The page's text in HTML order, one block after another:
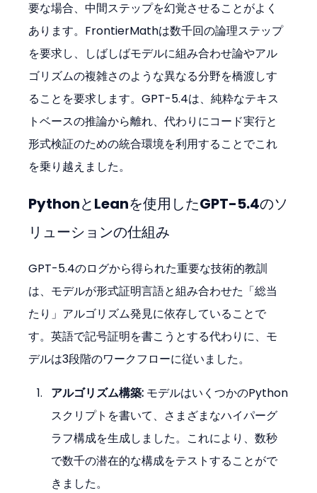
要な場合、中間ステップを幻覚させることがよく
あります。FrontierMathは数千回の論理ステップ
を要求し、しばしばモデルに組み合わせ論やアル
ゴリズムの複雑さのような異なる分野を橋渡しす
ることを要求します。GPT-5.4は、純粋なテキス
トベースの推論から離れ、代わりにコード実行と
形式検証のための統合環境を利用することでこれ
を乗り越えました。
PythonとLeanを使用したGPT-5.4のソ
リューションの仕組み
GPT-5.4のログから得られた重要な技術的教訓
は、モデルが形式証明言語と組み合わせた「総当
たり」アルゴリズム発見に依存していることで
す。英語で記号証明を書こうとする代わりに、モ
デルは3段階のワークフローに従いました。
アルゴリズム構築: モデルはいくつかのPython
スクリプトを書いて、さまざまなハイパーグ
ラフ構成を生成しました。これにより、数秒
で数千の潜在的な構成をテストすることがで
きました。